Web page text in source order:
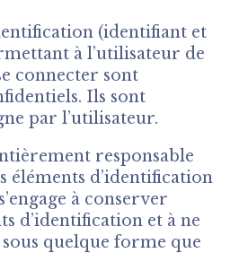
(identifiant et
à l’utilisateur de
connecter sont
Ils sont
par l’utilisateur.
responsable
éléments d’identification
à conserver
d’identification et à ne
quelque forme que